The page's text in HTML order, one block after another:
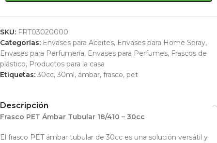
SKU: FRT03020000
Categorías: Envases para Aceites, Envases para Home Spray,
Envases para Perfumería, Envases para Perfumes, Frascos de
plástico, Productos para la casa
Etiquetas: 30cc, 30ml, ámbar, frasco, pet
Descripción
Frasco PET Ámbar Tubular 18/410 – 30cc
El frasco PET ámbar tubular de 30cc es una solución versátil y